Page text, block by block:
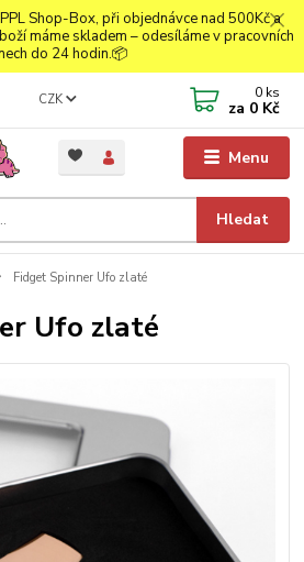
Shop-Box, při objednávce nad 500Kč a
máme skladem – odesíláme v pracovních
do 24 hodin.📦
Menu
CZK
Hledat
0 ks
za 0 Kč
Fidget Spinner Ufo zlaté
Ufo zlaté